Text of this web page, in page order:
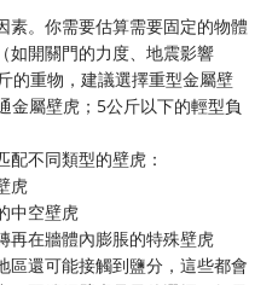
素。你需要估算需要固定的物體
如開關門的力度、地震影響
的重物，建議選擇重型金屬壁
金屬壁虎；5公斤以下的輕型負
配不同類型的壁虎：
虎
中空壁虎
再在牆體內膨脹的特殊壁虎
區還可能接觸到鹽分，這些都會